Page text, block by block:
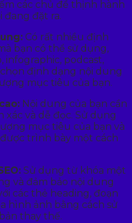
các chủ đề thịnh hành
đang đặt ra.
Có rất nhiều định
bạn có thể sử dụng,
infographic, podcast,
chọn định dạng nội dung
mục tiêu của bạn.
Nội dung của bạn cần
xác và dễ đọc. Sử dụng
mục tiêu của bạn và
trình bày một cách
Sử dụng từ khóa một
và đảm bảo nội dung
các thẻ heading, đoạn
hình ảnh bằng cách sử
thay thế.